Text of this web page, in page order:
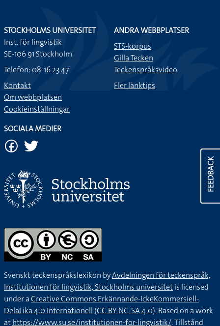
FEEDBACK
STOCKHOLMS UNIVERSITET
Inst. för lingvistik
SE-106 91 Stockholm
Telefon: 08-16 23 47
Kontakt
Om webbplatsen
Cookieinställningar
ANDRA WEBBPLATSER
STS-korpus
Gilla Tecken
Teckenspråksvideo
Fler länktips
SOCIALA MEDIER
Svenskt teckenspråkslexikon byAvdelningen för teckenspråk,
Institutionen för lingvistik, Stockholms universitetis licensed
under aCreative Commons Erkännande-IckeKommersiell-
DelaLika 4.0 Internationell (CC BY-NC-SA 4.0).Based on a work
athttps://www.su.se/institutionen-for-lingvistik/. Tillstånd